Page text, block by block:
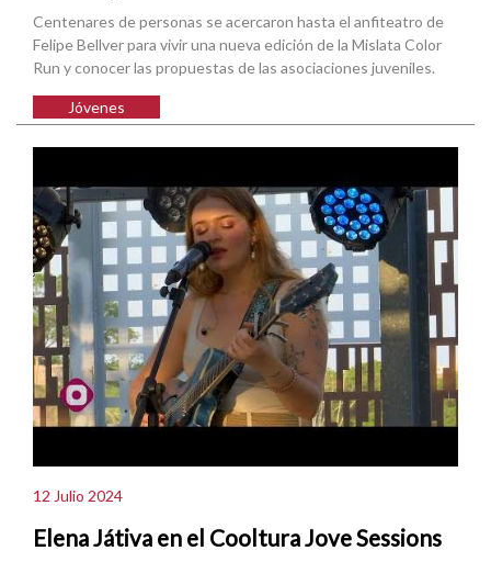
Centenares de personas se acercaron hasta el anfiteatro de
Felipe Bellver para vivir una nueva edición de la Mislata Color
Run y conocer las propuestas de las asociaciones juveniles.
Jóvenes
12 Julio 2024
Elena Játiva en el Cooltura Jove Sessions